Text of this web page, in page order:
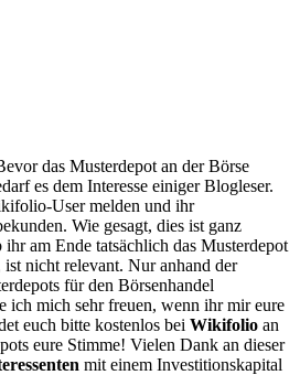
das Musterdepot an der Börse
es dem Interesse einiger Blogleser.
User melden und ihr
Wie gesagt, dies ist ganz
am Ende tatsächlich das Musterdepot
nicht relevant. Nur anhand der
für den Börsenhandel
ich mich sehr freuen, wenn ihr mir eure
euch bitte kostenlos bei Wikifolio an
eure Stimme! Vielen Dank an dieser
mit einem Investitionskapital